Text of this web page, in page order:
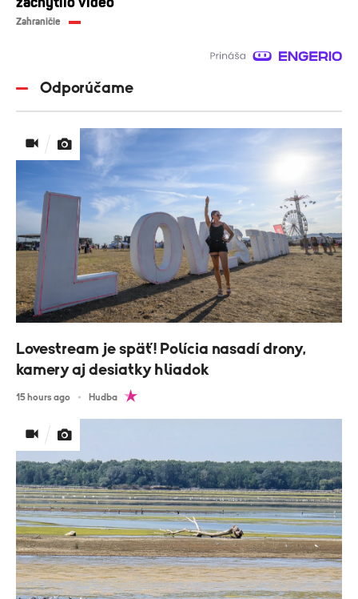
Zahraničie
Odporúčame
Lovestream je späť! Polícia nasadí drony,
kamery aj desiatky hliadok
15 hours ago Hudba